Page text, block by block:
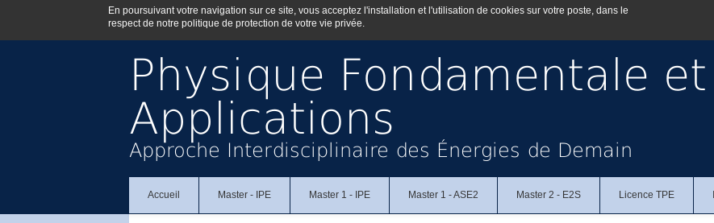
En poursuivant votre navigation sur ce site, vous acceptez l'installation et l'utilisation de cookies sur votre poste, dans le
respect de notre politique de protection de votre vie privée.
Physique Fondamentale et
Applications
Approche Interdisciplinaire des Énergies de Demain
Accueil Master - IPE Master 1 - IPE Master 1 - ASE2 Master 2 - E2S Licence TPE